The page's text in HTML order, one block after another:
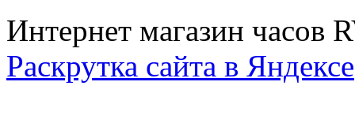
Интернет магазин часов
Раскрутка сайта в Яндексе